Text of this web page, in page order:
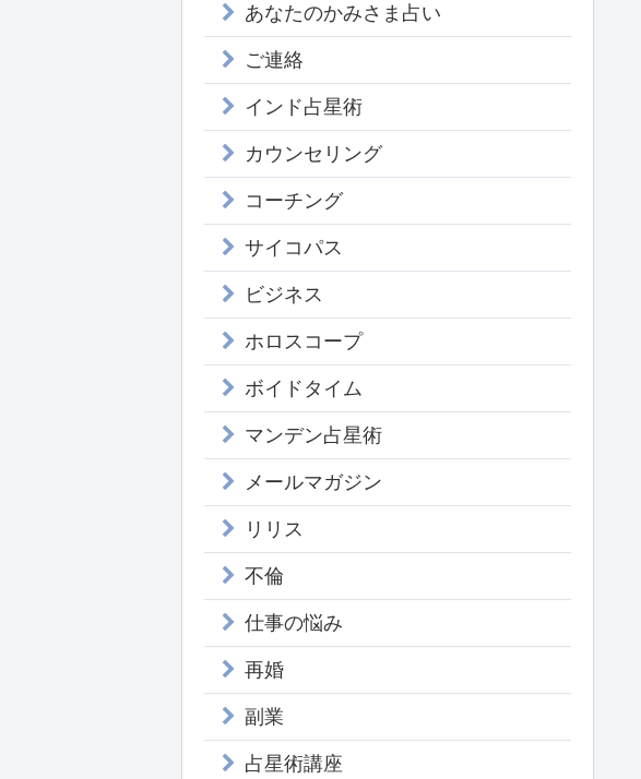
あなたのかみさま占い
ご連絡
インド占星術
カウンセリング
コーチング
サイコパス
ビジネス
ホロスコープ
ボイドタイム
マンデン占星術
メールマガジン
リリス
不倫
仕事の悩み
再婚
副業
占星術講座